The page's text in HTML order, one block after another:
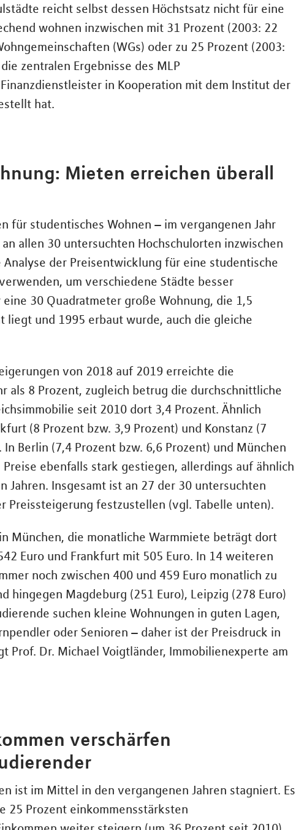
reicht selbst dessen Höchstsatz nicht für eine
wohnen inzwischen mit 31 Prozent (2003: 22
(WGs) oder zu 25 Prozent (2003:
zentralen Ergebnisse des MLP
in Kooperation mit dem Institut der
hat.
Mieten erreichen überall
für studentisches Wohnen – im vergangenen Jahr
allen 30 untersuchten Hochschulorten inzwischen
der Preisentwicklung für eine studentische
um verschiedene Städte besser
30 Quadratmeter große Wohnung, die 1,5
und 1995 erbaut wurde, auch die gleiche
von 2018 auf 2019 erreichte die
als 8 Prozent, zugleich betrug die durchschnittliche
seit 2010 dort 3,4 Prozent. Ähnlich
(8 Prozent bzw. 3,9 Prozent) und Konstanz (7
Berlin (7,4 Prozent bzw. 6,6 Prozent) und München
ebenfalls stark gestiegen, allerdings auf ähnlich
Jahren. Insgesamt ist an 27 der 30 untersuchten
Preissteigerung festzustellen (vgl. Tabelle unten).
München, die monatliche Warmmiete beträgt dort
Euro und Frankfurt mit 505 Euro. In 14 weiteren
noch zwischen 400 und 459 Euro monatlich zu
hingegen Magdeburg (251 Euro), Leipzig (278 Euro)
suchen kleine Wohnungen in guten Lagen,
oder Senioren – daher ist der Preisdruck in
Prof. Dr. Michael Voigtländer, Immobilienexperte am
verschärfen
ist im Mittel in den vergangenen Jahren stagniert. Es
25 Prozent einkommensstärksten